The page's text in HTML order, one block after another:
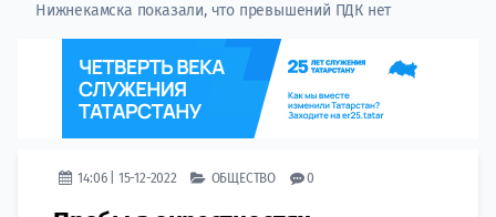
Нижнекамска показали, что превышений ПДК нет
14:06 | 15-12-2022 ОБЩЕСТВО 0